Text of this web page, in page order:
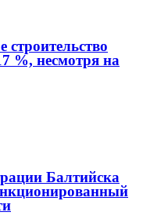
строительство
%, несмотря на
Балтийска